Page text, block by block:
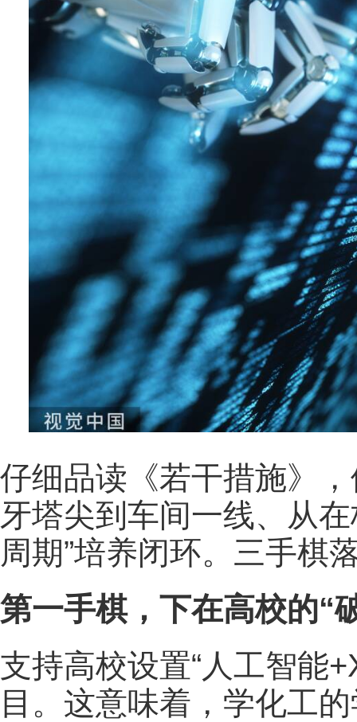
仔细品读 《若干措施》
牙塔尖到车间一线、从
周期”培养闭环。三手棋
第一手棋，下在高校的“
支持高校设置“人工智能
目。这意味着，学化工